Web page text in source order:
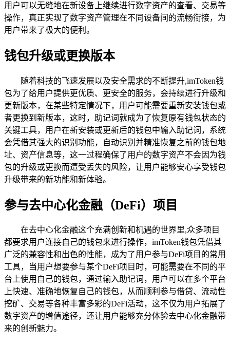
用户可以无缝地在新设备上继续进行数字资产的查看、交易等
操作，真正实现了数字资产管理在不同设备间的流畅衔接，为
用户带来了极大的便利。
钱包升级或更换版本
随着科技的飞速发展以及安全需求的不断提升,imToken钱
包为了给用户提供更优质、更安全的服务，会持续进行升级和
更新版本，在某些特定情况下，用户可能需要重新安装钱包或
者更换到新版本，这时，助记词就成为了恢复原有钱包状态的
关键工具，用户在新安装或更新后的钱包中输入助记词，系统
会凭借其强大的识别功能，自动识别并精准恢复之前的钱包地
址、资产信息等，这一过程确保了用户的数字资产不会因为钱
包的升级或更换而遭受丢失的风险，让用户能够安心享受钱包
升级带来的新功能和新体验。
参与去中心化金融（DeFi）项目
在去中心化金融这个充满创新和机遇的世界里,众多项目
都要求用户连接自己的钱包来进行操作，imToken钱包凭借其
广泛的兼容性和出色的性能，成为了用户参与DeFi项目的常用
工具，当用户想要参与某个DeFi项目时，可能需要在不同的平
台上使用自己的钱包，通过输入助记词，用户可以在多个平台
上快速、准确地恢复自己的钱包，从而顺利参与借贷、流动性
挖矿、交易等各种丰富多彩的DeFi活动，这不仅为用户拓展了
数字资产的增值途径，还让用户能够充分体验去中心化金融带
来的创新魅力。